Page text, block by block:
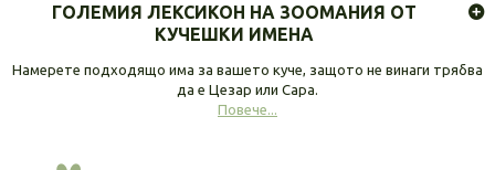
ГОЛЕМИЯ ЛЕКСИКОН НА ЗООМАНИЯ ОТ
КУЧЕШКИ ИМЕНА
Намерете подходящо има за вашето куче, защото не винаги трябва
да е Цезар или Сара.
Повече...